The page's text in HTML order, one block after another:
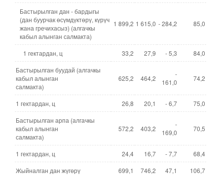
Бастырылган дан - бардыгы
(дан буурчак өсүмдүктөрү, күрүч
жана гречихасыз) (алгачкы
кабыл алынган салмакта)
1 899,2 1 615,0 - 284,2 85,0
1 гектардан, ц 33,2 27,9 - 5,3
84,0
Бастырылган буудай (алгачкы
кабыл алынган
салмакта)
625,2 464,2
-
161,0
74,2
1 гектардан, ц 26,8 20,1 - 6,7
75,0
Бастырылган арпа (алгачкы
кабыл алынган
салмакта)
572,2 403,2
-
169,0
70,5
1 гектардан, ц 24,4 16,7 - 7,7
68,4
Жыйналган дан жүгөрү
699,1 746,2 47,1
106,7